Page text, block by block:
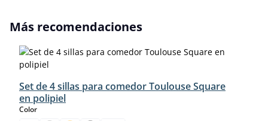
Omitir la galería de productos
Más recomendaciones
Set de 4 sillas para comedor Toulouse Square
en polipiel
Colorselect